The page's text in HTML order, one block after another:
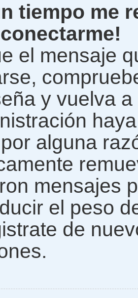
tiempo me
el mensaje
y vuelva
alguna
mensajes
el peso
de